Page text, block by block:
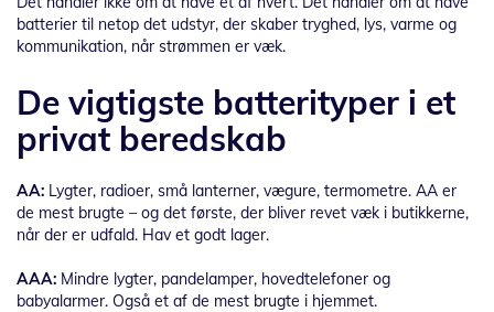
batterier til netop det udstyr, der skaber tryghed, lys, varme og
kommunikation, når strømmen er væk.
De vigtigste batterityper i et
privat beredskab
AA: Lygter, radioer, små lanterner, vægure, termometre. AA er
de mest brugte – og det første, der bliver revet væk i butikkerne,
når der er udfald. Hav et godt lager.
AAA: Mindre lygter, pandelamper, hovedtelefoner og
babyalarmer. Også et af de mest brugte i hjemmet.